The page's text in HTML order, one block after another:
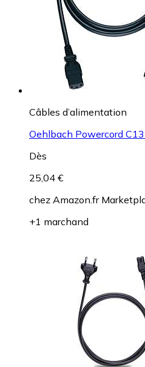
Câbles d’alimentation
Oehlbach Powercord
Dès
25,04 €
chez Amazon.fr
+1 marchand